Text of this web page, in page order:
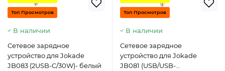
Топ Просмотров
В наличии
Сетевое зарядное
устройство для Jokade
JB083 (2USB-C/30W)- белый
Топ Просмотров
В наличии
Сетевое зарядное
устройство для Jokade
JB081 (USB/USB-